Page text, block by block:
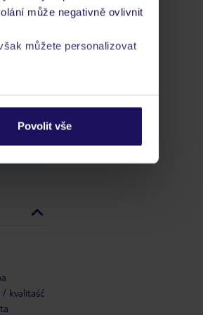
může negativně ovlivnit
můžete personalizovat
zásadách ochrany
Povolit vše
/ kvalitaść